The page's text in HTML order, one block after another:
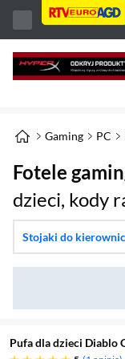
Gaming PC
Fotele
dzieci, kody
Stojaki do
Pufa dla dzieci Diablo